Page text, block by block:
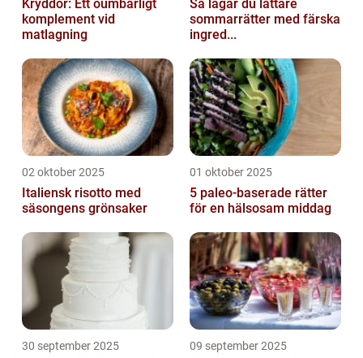
Kryddor: Ett oumbärligt
komplement vid
matlagning
Så lagar du lättare
sommarrätter med färska
ingred...
02 oktober 2025
Italiensk risotto med
säsongens grönsaker
01 oktober 2025
5 paleo-baserade rätter
för en hälsosam middag
30 september 2025 09 september 2025